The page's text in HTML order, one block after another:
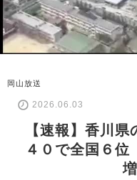
岡山放送
2026.06.03
【速報】香川
４０で全国６